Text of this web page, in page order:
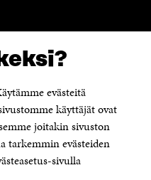
evästeitä
käyttäjät ovat
joitakin sivuston
tarkemmin evästeiden
sivulla